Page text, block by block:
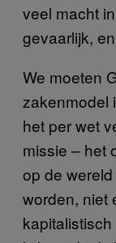
veel macht
gevaarlijk,
We moeten
zakenmodel
het per wet
missie – het
op de
worden, niet